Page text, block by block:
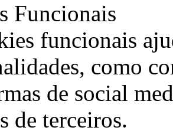
Funcionais
funcionais
como
de social
de terceiros.